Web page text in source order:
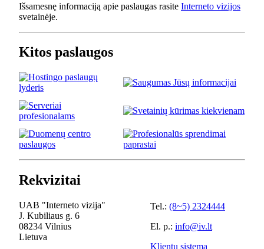
Išsamesnę informaciją apie paslaugas rasite Interneto vizijos
svetainėje.
Kitos paslaugos
Rekvizitai
UAB "Interneto vizija"
J. Kubiliaus g. 6
08234 Vilnius
Lietuva
Tel.: (8~5) 2324444
El. p.: info@iv.lt
Klientų sistema